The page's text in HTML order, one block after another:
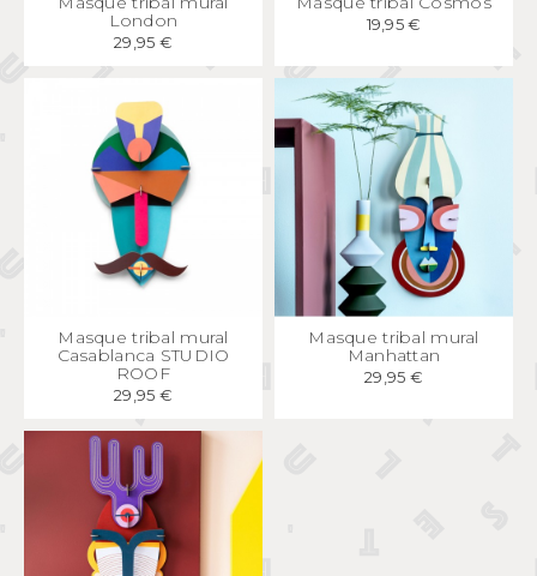
London
29,95 €
19,95 €
APERÇU RAPIDE
Masque tribal mural
Casablanca STUDIO
ROOF
29,95 €
APERÇU RAPIDE
Masque tribal mural
Manhattan
29,95 €